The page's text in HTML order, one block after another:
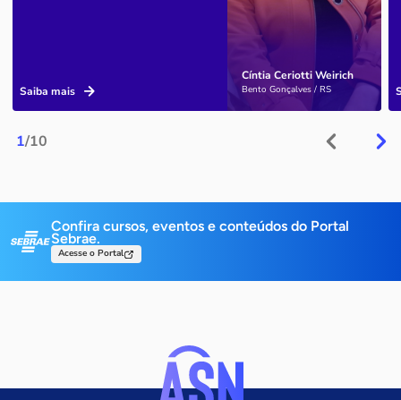
1/10
Cíntia Ceriotti Weirich
Bento Gonçalves / RS
Saiba mais
Confira cursos, eventos e conteúdos do Portal
Sebrae.
Acesse o Portal